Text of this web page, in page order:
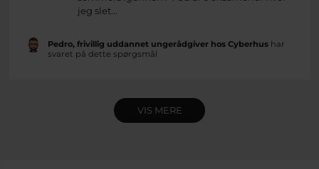
jeg slet...
Pedro, frivillig uddannet ungerådgiver hos Cyberhushar
svaret på dette spørgsmål
VIS MERE